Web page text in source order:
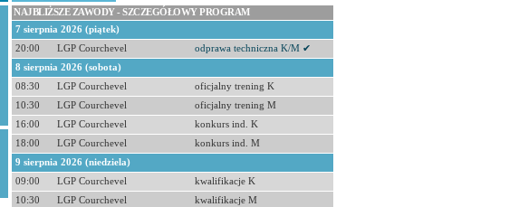
NAJBLIŻSZE ZAWODY - SZCZEGÓŁOWY PROGRAM
7 sierpnia 2026 (piątek)
20:00
LGP Courchevel
odprawa techniczna K/M ✔
8 sierpnia 2026 (sobota)
08:30
LGP Courchevel
oficjalny trening K
10:30
LGP Courchevel
oficjalny trening M
16:00
LGP Courchevel
konkurs ind. K
18:00
LGP Courchevel
konkurs ind. M
9 sierpnia 2026 (niedziela)
09:00
LGP Courchevel
kwalifikacje K
10:30
LGP Courchevel
kwalifikacje M